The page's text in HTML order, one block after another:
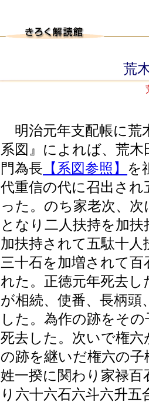
荒
明治元年支配帳に荒
系図』によれば、荒
門為長 【系図参照】 を
代重信の代に召出さ
った。のち家老次、
となり二人扶持を加
加扶持されて五駄十
三十石を加増されて
れた。正徳元年死去し
が相続、使番、長柄頭
した。為作の跡をそ
死去した。次いで権
の跡を継いだ権六の
姓一揆に関わり家禄
り六十六石六斗六升